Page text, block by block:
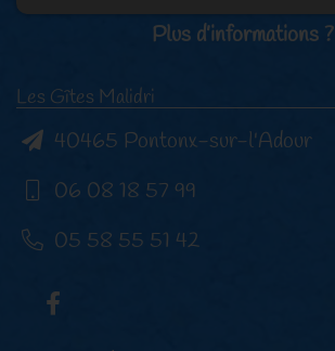
Plus d’informations ?
Les Gîtes Malidri
40465 Pontonx-sur-l'Adour
06 08 18 57 99
05 58 55 51 42